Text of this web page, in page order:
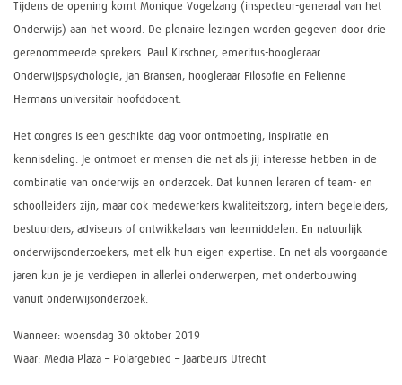
Tijdens de opening komt Monique Vogelzang (inspecteur-generaal van het
Onderwijs) aan het woord. De plenaire lezingen worden gegeven door drie
gerenommeerde sprekers. Paul Kirschner, emeritus-hoogleraar
Onderwijspsychologie, Jan Bransen, hoogleraar Filosofie en Felienne
Hermans universitair hoofddocent.
Het congres is een geschikte dag voor ontmoeting, inspiratie en
kennisdeling. Je ontmoet er mensen die net als jij interesse hebben in de
combinatie van onderwijs en onderzoek. Dat kunnen leraren of team- en
schoolleiders zijn, maar ook medewerkers kwaliteitszorg, intern begeleiders,
bestuurders, adviseurs of ontwikkelaars van leermiddelen. En natuurlijk
onderwijsonderzoekers, met elk hun eigen expertise. En net als voorgaande
jaren kun je je verdiepen in allerlei onderwerpen, met onderbouwing
vanuit onderwijsonderzoek.
Wanneer: woensdag 30 oktober 2019
Waar: Media Plaza – Polargebied – Jaarbeurs Utrecht